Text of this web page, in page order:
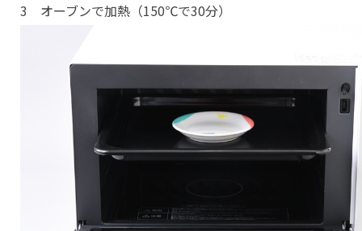
3 オーブンで加熱（150℃で30分）